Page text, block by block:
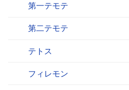
第一テモテ
第二テモテ
テトス
フィレモン